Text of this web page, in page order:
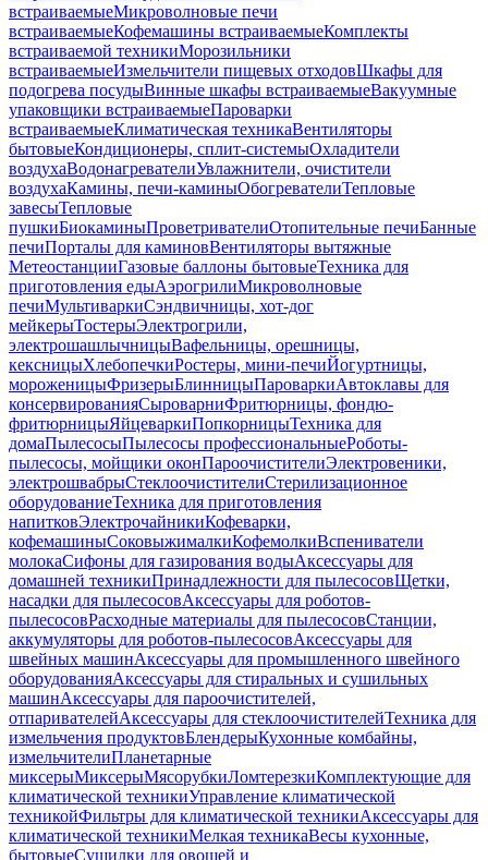
встраиваемыеМикроволновые печи
встраиваемыеКофемашины встраиваемыеКомплекты
встраиваемой техникиМорозильники
встраиваемыеИзмельчители пищевых отходовШкафы для
подогрева посудыВинные шкафы встраиваемыеВакуумные
упаковщики встраиваемыеПароварки
встраиваемыеКлиматическая техникаВентиляторы
бытовыеКондиционеры, сплит-системыОхладители
воздухаВодонагревателиУвлажнители, очистители
воздухаКамины, печи-каминыОбогревателиТепловые
завесыТепловые
пушкиБиокаминыПроветривателиОтопительные печиБанные
печиПорталы для каминовВентиляторы вытяжные
МетеостанцииГазовые баллоны бытовыеТехника для
приготовления едыАэрогрилиМикроволновые
печиМультиваркиСэндвичницы, хот-дог
мейкерыТостерыЭлектрогрили,
электрошашлычницыВафельницы, орешницы,
кексницыХлебопечкиРостеры, мини-печиЙогуртницы,
мороженицыФризерыБлинницыПароваркиАвтоклавы для
консервированияСыроварниФритюрницы, фондю-
фритюрницыЯйцеваркиПопкорницыТехника для
домаПылесосыПылесосы профессиональныеРоботы-
пылесосы, мойщики оконПароочистителиЭлектровеники,
электрошвабрыСтеклоочистителиСтерилизационное
оборудованиеТехника для приготовления
напитковЭлектрочайникиКофеварки,
кофемашиныСоковыжималкиКофемолкиВспениватели
молокаСифоны для газирования водыАксессуары для
домашней техникиПринадлежности для пылесосовЩетки,
насадки для пылесосовАксессуары для роботов-
пылесосовРасходные материалы для пылесосовСтанции,
аккумуляторы для роботов-пылесосовАксессуары для
швейных машинАксессуары для промышленного швейного
оборудованияАксессуары для стиральных и сушильных
машинАксессуары для пароочистителей,
отпаривателейАксессуары для стеклоочистителейТехника для
измельчения продуктовБлендерыКухонные комбайны,
измельчителиПланетарные
миксерыМиксерыМясорубкиЛомтерезкиКомплектующие для
климатической техникиУправление климатической
техникойФильтры для климатической техникиАксессуары для
климатической техникиМелкая техникаВесы кухонные,
бытовыеСушилки для овощей и